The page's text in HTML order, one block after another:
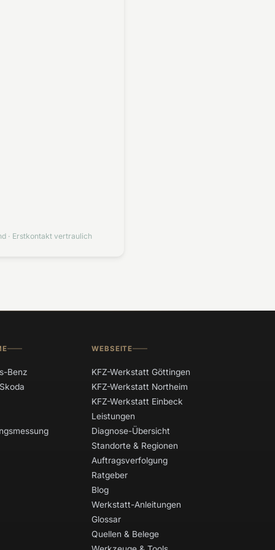
· Erstkontakt vertraulich
Benz
WEBSEITE
KFZ-Werkstatt Göttingen
KFZ-Werkstatt Northeim
KFZ-Werkstatt Einbeck
Leistungen
Diagnose-Übersicht
Standorte & Regionen
Auftragsverfolgung
Ratgeber
Blog
Werkstatt-Anleitungen
Glossar
Quellen & Belege